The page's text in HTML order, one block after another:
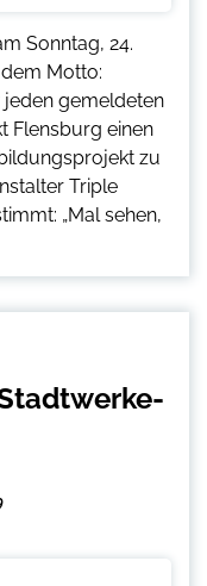
Sonntag, 24.
Motto:
jeden gemeldeten
Flensburg einen
zu
Triple
„Mal sehen,